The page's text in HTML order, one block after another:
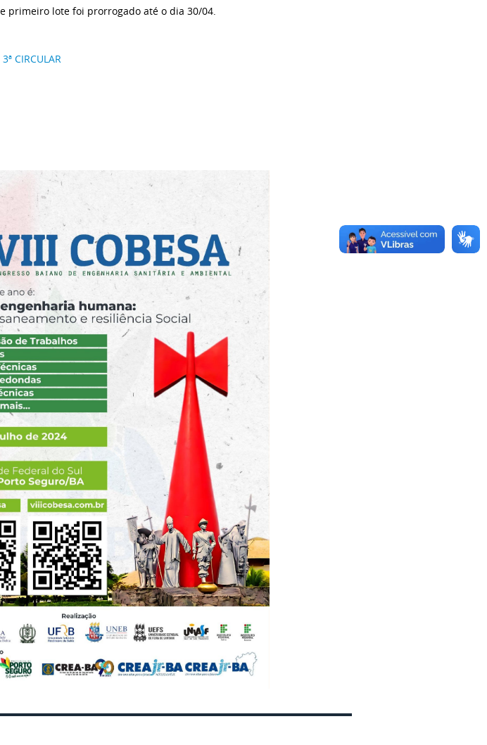
primeiro lote foi prorrogado até o dia 30/04.
3ª CIRCULAR